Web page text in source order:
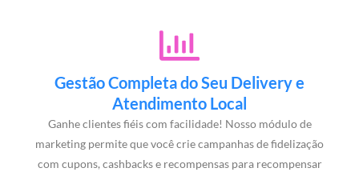
Gestão Completa do Seu Delivery e
Atendimento Local
Ganhe clientes fiéis com facilidade! Nosso módulo de
marketing permite que você crie campanhas de fidelização
com cupons, cashbacks e recompensas para recompensar